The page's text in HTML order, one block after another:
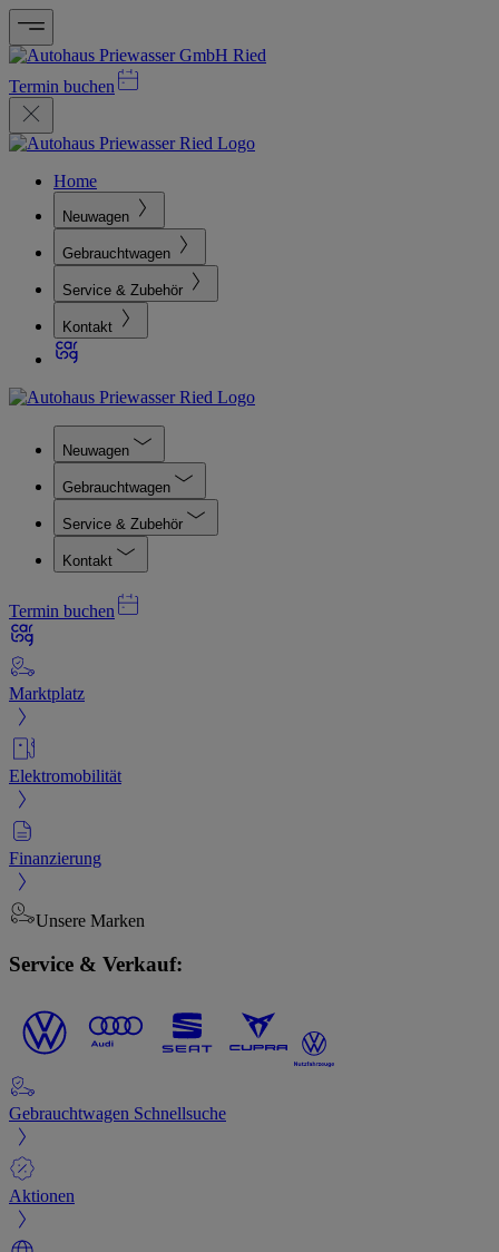
Termin buchen
Home
Neuwagen
Gebrauchtwagen
Service & Zubehör
Kontakt
Neuwagen
Gebrauchtwagen
Service & Zubehör
Kontakt
Termin buchen
Marktplatz
Elektromobilität
Finanzierung
Unsere Marken
Service & Verkauf:
Gebrauchtwagen Schnellsuche
Aktionen